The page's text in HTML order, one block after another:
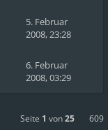
5. Februar
2008, 23:28
6. Februar
2008, 03:29
Seite 1 von25 609